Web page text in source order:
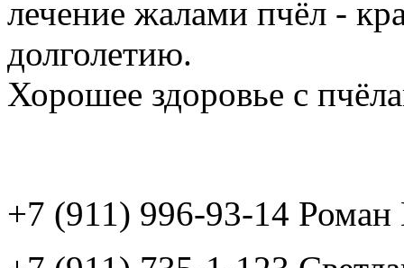
лечение жалами пчёл -
долголетию.
Хорошее здоровье с
+7 (911) 996-93-14